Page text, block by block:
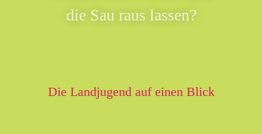
die Sau raus lassen?
Die Landjugend auf einen Blick